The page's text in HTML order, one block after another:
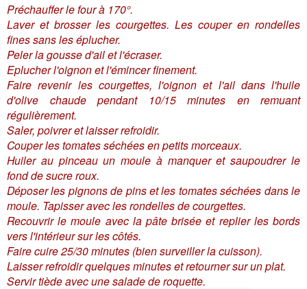
Préchauffer le four à 170°.
Laver et brosser les courgettes. Les couper en rondelles
fines sans les éplucher.
Peler la gousse d'ail et l'écraser.
Eplucher l'oignon et l'émincer finement.
Faire revenir les courgettes, l'oignon et l'ail dans l'huile
d'olive chaude pendant 10/15 minutes en remuant
régulièrement.
Saler, poivrer et laisser refroidir.
Couper les tomates séchées en petits morceaux.
Huiler au pinceau un moule à manquer et saupoudrer le
fond de sucre roux.
Déposer les pignons de pins et les tomates séchées dans le
moule. Tapisser avec les rondelles de courgettes.
Recouvrir le moule avec la pâte brisée et replier les bords
vers l'intérieur sur les côtés.
Faire cuire 25/30 minutes (bien surveiller la cuisson).
Laisser refroidir quelques minutes et retourner sur un plat.
Servir tiède avec une salade de roquette.